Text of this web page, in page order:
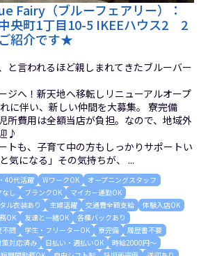
Fairy（ブルーフェアリー）：
央町1丁目10-5 IKEEハウス2 2
紹介です★
と言われるほど親しまれてきたブルーバー
ジへ！新天地へ移転しリニューアルオープ
に伴い、新しい仲間を大募集。 寮完備
所費用は全額当店が負担。なので、地域外
♪
トも、子育て中の方もしっかりサポートい
気になる」その気持ちが、 ...
40代活躍 WワークOK
オープニングスタッフ
なし ブランクOK
マイカー通勤OK
ル衣装あり 主婦活躍 交通費全額支給
体験入店OK
OK 友達と一緒OK
各種バックあり
不問 学生・フリーターOK 寮完備
履歴書不要
策対応済み 日払い・週払いOK
時給2000円～